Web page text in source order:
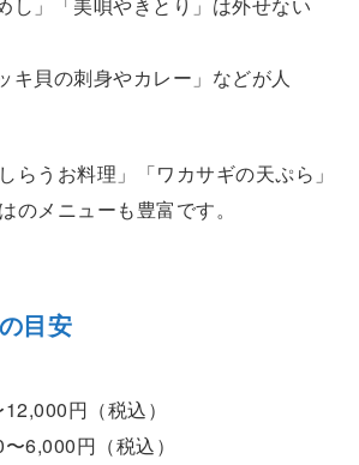
キ貝の刺身やカレー」などが人
らうお料理」「ワカサギの天ぷら」
のメニューも豊富です。
目安
円（税込）
6,000円（税込）